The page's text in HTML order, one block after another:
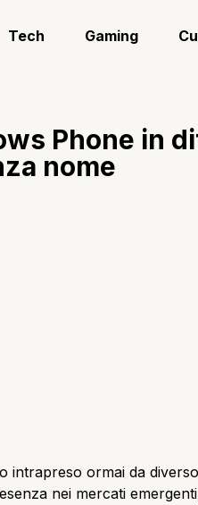
Tech Gaming
Phone in
nome
intrapreso ormai da
nei mercati